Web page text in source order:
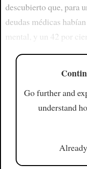
descubierto que, para
deudas médicas
mental, y un 42 por
Go further and
understand